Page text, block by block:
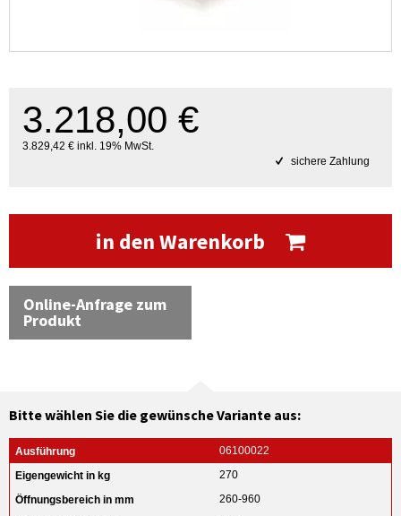
3.218,00 €
3.829,42 € inkl. 19% MwSt.
sichere Zahlung
in den Warenkorb
Online-Anfrage zum
Produkt
Bitte wählen Sie die gewünsche Variante aus:
06100022
270
260-960